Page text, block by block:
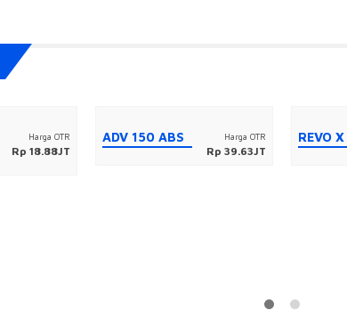
Harga OTR
Rp 18.88JT
ADV 150 ABS Harga OTR
Rp 39.63JT
REVO X